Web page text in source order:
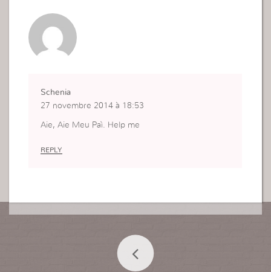
Schenia
27 novembre 2014 à 18:53
Aie, Aie Meu Paì. Help me
REPLY